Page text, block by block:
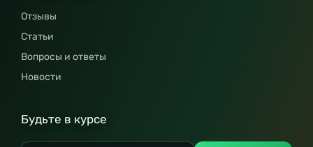
Отзывы
Статьи
Вопросы и ответы
Новости
Будьте в курсе